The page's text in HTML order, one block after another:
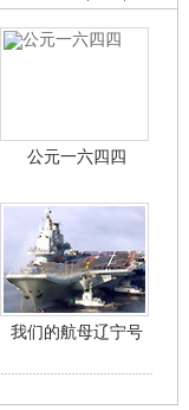
公元一六四四
我们的航母辽宁号